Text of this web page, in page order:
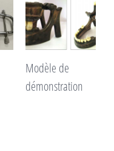
Modèle de
démonstration